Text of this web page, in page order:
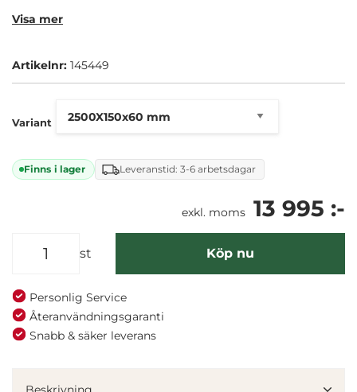
Denna webbplats använder cookies
och annonserna till användarna, tillhandahålla funktioner
Visa mer
Artikelnr: 145449
Variant
Finns i lager Leveranstid: 3-6 arbetsdagar
exkl. moms 13 995 :-
st Köp nu
Personlig Service
Återanvändningsgaranti
Snabb & säker leverans